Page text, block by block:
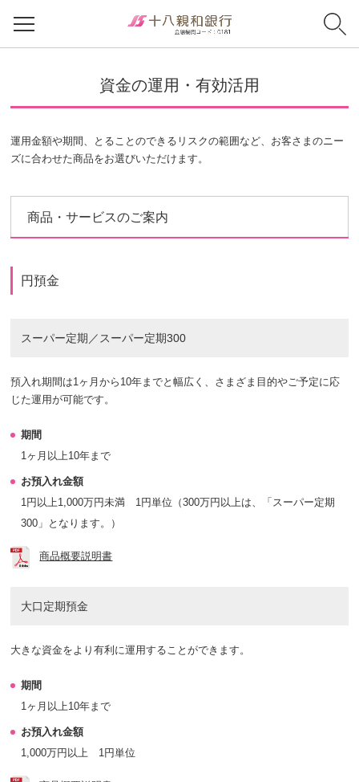
資金の運用・有効活用
運用金額や期間、とることのできるリスクの範囲など、お客さまのニー
ズに合わせた商品をお選びいただけます。
商品・サービスのご案内
円預金
スーパー定期／スーパー定期300
預入れ期間は1ヶ月から10年までと幅広く、さまざま目的やご予定に応
じた運用が可能です。
期間
1ヶ月以上10年まで
お預入れ金額
1円以上1,000万円未満 1円単位（300万円以上は、「スーパー定期
300」となります。）
商品概要説明書
大口定期預金
大きな資金をより有利に運用することができます。
期間
1ヶ月以上10年まで
お預入れ金額
1,000万円以上 1円単位